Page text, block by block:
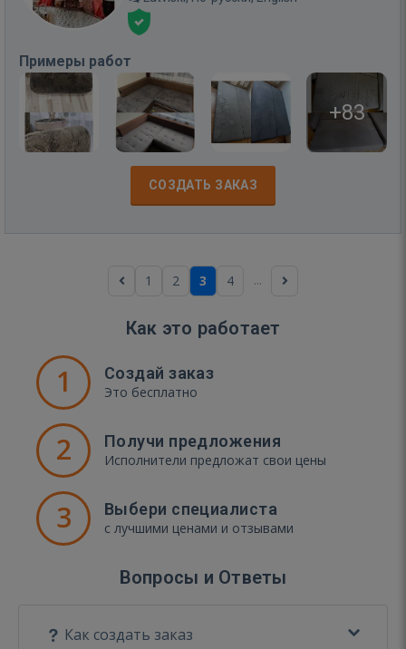
Примеры работ
+83
СОЗДАТЬ ЗАКАЗ
1 2 3 4 ...
Как это работает
1 Создай заказ
Это бесплатно
2 Получи предложения
Исполнители предложат свои цены
3 Выбери специалиста
с лучшими ценами и отзывами
Вопросы и Ответы
Как создать заказ